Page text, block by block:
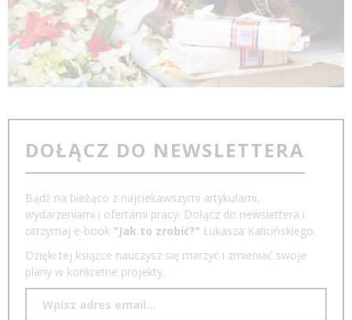
DOŁĄCZ DO NEWSLETTERA
Bądź na bieżąco z najciekawszymi artykułami,
wydarzeniami i ofertami pracy. Dołącz do newslettera i
otrzymaj e-book "Jak to zrobić?" Łukasza Kalicińskiego.
Dzięki tej książce nauczysz się marzyć i zmieniać swoje
plany w konkretne projekty.